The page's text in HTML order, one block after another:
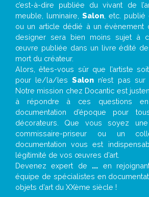
c’est-à-dire publiée du vivant de
meuble, luminaire, Salon , etc.
ou un article dédié à un évènement
designer sera bien moins sujet à
œuvre publiée dans un livre édité
mort du créateur.
Alors, êtes-vous sûr que l’artiste
pour le/la/lesSalon n’est pas
Notre mission chez Docantic est
à répondre à ces questions en
documentation d’époque pour
décorateurs. Que vous soyez
commissaire-priseur ou un
documentation vous est
légitimité de vos œuvres d’art.
Devenez expert de ... en
équipe de spécialistes en
objets d’art du XXème siècle !